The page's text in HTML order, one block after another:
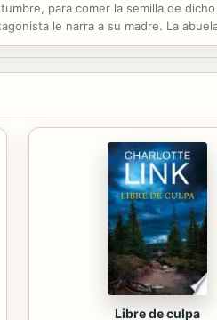
para comer la semilla de
le narra a su madre. La
la guanábana.
Libre de culpa